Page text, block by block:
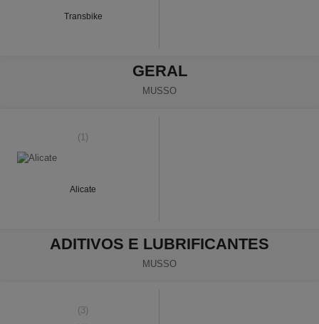
Transbike
GERAL
MUSSO
(1)
Alicate
ADITIVOS E LUBRIFICANTES
MUSSO
(3)